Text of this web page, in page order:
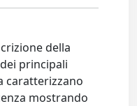
della
principali
caratterizzano
mostrando